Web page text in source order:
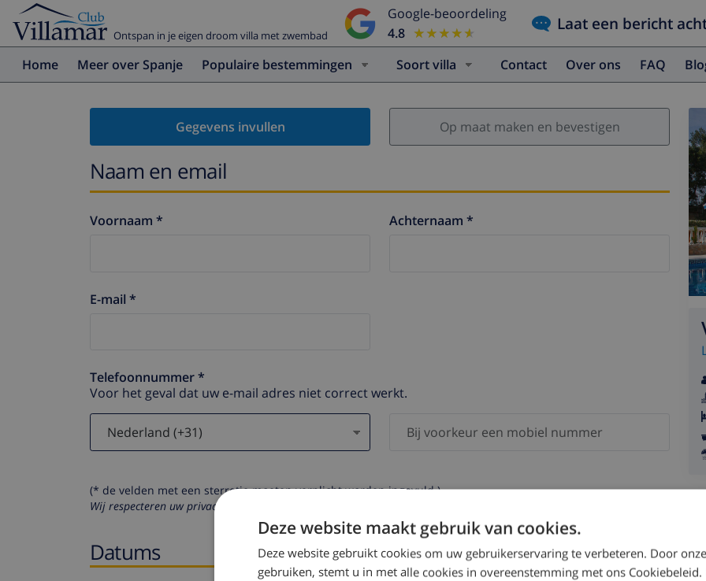
Ontspan in je eigen droom villa met zwembad
Google-beoordeling
4.8 ★★★★★
★★★★★ Laat een bericht
Home Meer over Spanje Populaire bestemmingen Soort villa Contact Over ons FAQ
Gegevens invullen Op maat maken en bevestigen
Naam en email
Voornaam * Achternaam *
E-mail *
Telefoonnummer *
Voor het geval dat uw e-mail adres niet correct werkt.
(* de velden met een sterretje moeten verplicht worden ingevuld )
Wij respecteren uw privacy. Uw persoonlijke gegevens worden nooit aan derden verstrekt.
Datums
Deze website maakt gebruik van cookies.
Deze website gebruikt cookies om uw gebruikerservaring te verbeteren. Door
gebruiken, stemt u in met alle cookies in overeenstemming met ons Cookiebeleid.